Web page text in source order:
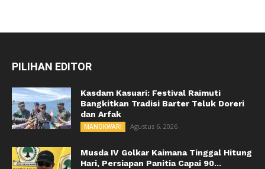
PILIHAN EDITOR
Kasdam Kasuari: Festival Raimuti
Bangkitkan Tradisi Barter Teluk Doreri
dan Arfak
MANOKWARI Agustus 6, 2026
Musda IV Golkar Kaimana Tinggal Hitung
Hari, Persiapan Panitia Capai 90...